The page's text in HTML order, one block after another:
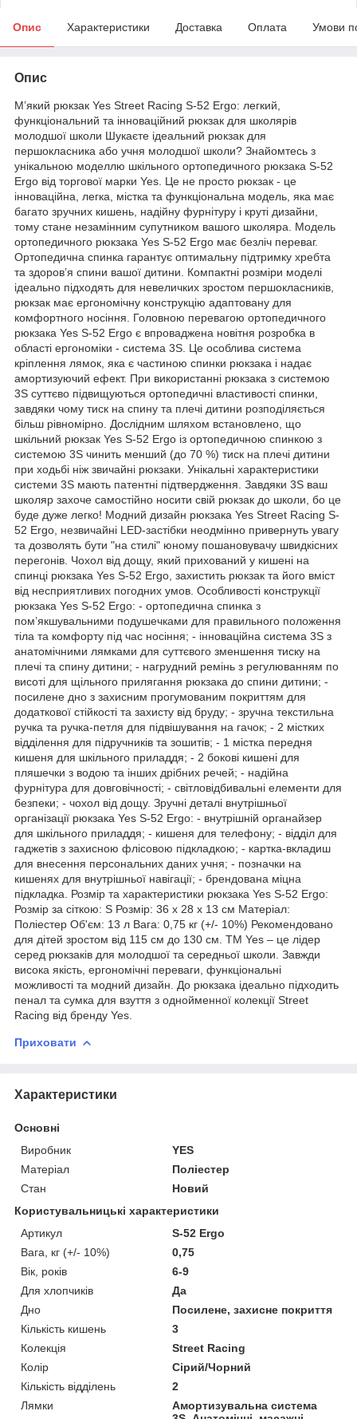
Опис Характеристики Доставка Оплата Умови
Опис
М’який рюкзак Yes Street Racing S-52 Ergo: легкий,
функціональний та інноваційний рюкзак для школярів
молодшої школи Шукаєте ідеальний рюкзак для
першокласника або учня молодшої школи? Знайомтесь з
унікальною моделлю шкільного ортопедичного рюкзака S-52
Ergo від торгової марки Yes. Це не просто рюкзак - це
інноваційна, легка, містка та функціональна модель, яка має
багато зручних кишень, надійну фурнітуру і круті дизайни,
тому стане незамінним супутником вашого школяра. Модель
ортопедичного рюкзака Yes S-52 Ergo має безліч переваг.
Ортопедична спинка гарантує оптимальну підтримку хребта
та здоров’я спини вашої дитини. Компактні розміри моделі
ідеально підходять для невеличких зростом першокласників,
рюкзак має ергономічну конструкцію адаптовану для
комфортного носіння. Головною перевагою ортопедичного
рюкзака Yes S-52 Ergo є впроваджена новітня розробка в
області ергономіки - система 3S. Це особлива система
кріплення лямок, яка є частиною спинки рюкзака і надає
амортизуючий ефект. При використанні рюкзака з системою
3S суттєво підвищуються ортопедичні властивості спинки,
завдяки чому тиск на спину та плечі дитини розподіляється
більш рівномірно. Дослідним шляхом встановлено, що
шкільний рюкзак Yes S-52 Ergo із ортопедичною спинкою з
системою 3S чинить менший (до 70 %) тиск на плечі дитини
при ходьбі ніж звичайні рюкзаки. Унікальні характеристики
системи 3S мають патентні підтвердження. Завдяки 3S ваш
школяр захоче самостійно носити свій рюкзак до школи, бо це
буде дуже легко! Модний дизайн рюкзака Yes Street Racing S-
52 Ergo, незвичайні LED-застібки неодмінно привернуть увагу
та дозволять бути "на стилі" юному пошановувачу швидкісних
перегонів. Чохол від дощу, який прихований у кишені на
спинці рюкзака Yes S-52 Ergo, захистить рюкзак та його вміст
від несприятливих погодних умов. Особливості конструкції
рюкзака Yes S-52 Ergo: - ортопедична спинка з
пом’якшувальними подушечками для правильного положення
тіла та комфорту під час носіння; - інноваційна система 3S з
анатомічними лямками для суттєвого зменшення тиску на
плечі та спину дитини; - нагрудний ремінь з регулюванням по
висоті для щільного прилягання рюкзака до спини дитини; -
посилене дно з захисним прогумованим покриттям для
додаткової стійкості та захисту від бруду; - зручна текстильна
ручка та ручка-петля для підвішування на гачок; - 2 містких
відділення для підручників та зошитів; - 1 містка передня
кишеня для шкільного приладдя; - 2 бокові кишені для
пляшечки з водою та інших дрібних речей; - надійна
фурнітура для довговічності; - світловідбивальні елементи для
безпеки; - чохол від дощу. Зручні деталі внутрішньої
організації рюкзака Yes S-52 Ergo: - внутрішній органайзер
для шкільного приладдя; - кишеня для телефону; - відділ для
гаджетів з захисною флісовою підкладкою; - картка-вкладиш
для внесення персональних даних учня; - позначки на
кишенях для внутрішньої навігації; - брендована міцна
підкладка. Розмір та характеристики рюкзака Yes S-52 Ergo:
Розмір за сіткою: S Розмір: 36 х 28 х 13 см Матеріал:
Поліестер Об'єм: 13 л Вага: 0,75 кг (+/- 10%) Рекомендовано
для дітей зростом від 115 см до 130 см. ТМ Yes – це лідер
серед рюкзаків для молодшої та середньої школи. Завжди
висока якість, ергономічні переваги, функціональні
можливості та модний дизайн. До рюкзака ідеально підходить
пенал та сумка для взуття з однойменної колекції Street
Racing від бренду Yes.
Приховати
Характеристики
Основні
Виробник
YES
Матеріал
Поліестер
Стан
Новий
Користувальницькі характеристики
Артикул
S-52 Ergo
Вага, кг (+/- 10%)
0,75
Вік, років
6-9
Для хлопчиків
Да
Дно
Посилене, захисне покриття
Кількість кишень
3
Колекція
Street Racing
Колір
Сірий/Чорний
Кількість відділень
2
Лямки
Амортизувальна система